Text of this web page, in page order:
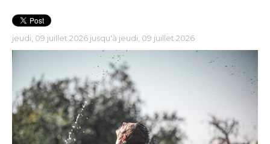
jeudi, 09 juillet 2026 jusqu'à jeudi, 09 juillet 2026